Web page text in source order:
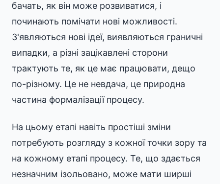
бачать, як він може розвиватися, і
починають помічати нові можливості.
З'являються нові ідеї, виявляються граничні
випадки, а різні зацікавлені сторони
трактують те, як це має працювати, дещо
по-різному. Це не невдача, це природна
частина формалізації процесу.
На цьому етапі навіть простіші зміни
потребують розгляду з кожної точки зору та
на кожному етапі процесу. Те, що здається
незначним ізольовано, може мати ширші